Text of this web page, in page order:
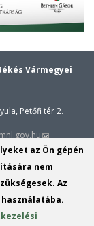
Vármegyei
Petőfi tér 2.
(link
sends
e-
mail)
(+36–66)
(+36–66) 522–255,
az Ön gépén
nem
Az